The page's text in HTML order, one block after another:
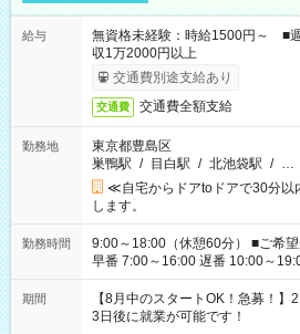
給与
無資格未経験：時給1500円～ ■
収1万2000円以上
交通費別途支給あり
交通費 交通費全額支給
勤務地
東京都豊島区
巣鴨駅 / 目白駅 / 北池袋駅 / …
≪自宅からドアtoドアで30分
します。
勤務時間
9:00～18:00（休憩60分） ■ご希望があれば下記シフトもOK！
早番 7:00～16:00 遅番 10:00～19:00
と休みを合わせたい」 「余裕を
「できれば残業はしたくない」
ね。 ※Wワーク希望の方へ 今ご覧のお仕事で希望する勤務時間
期間
【8月中のスタートOK！急募！
3日後に就業が可能です！